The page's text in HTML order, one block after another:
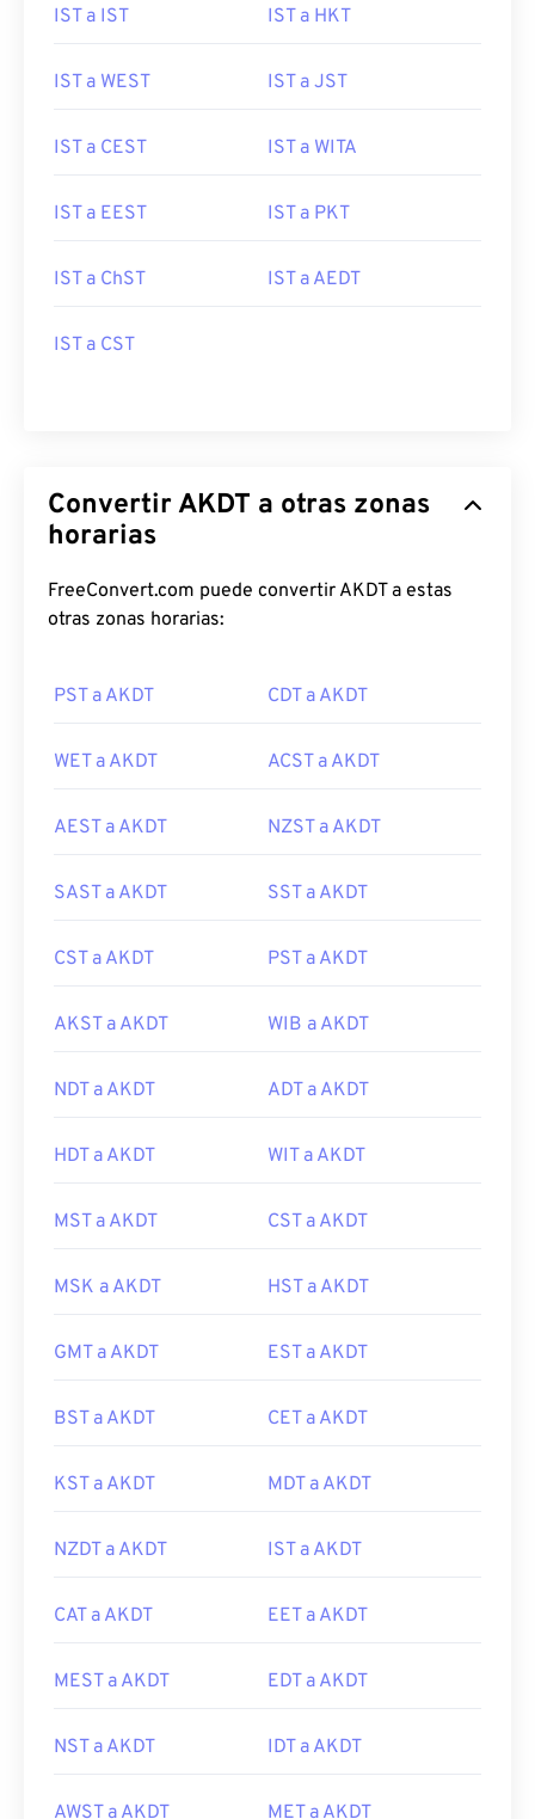
IST a IST IST a HKT
IST a WEST IST a JST
IST a CEST IST a WITA
IST a EEST IST a PKT
IST a ChST IST a AEDT
IST a CST
Convertir AKDT a otras zonas
horarias
FreeConvert.com puede convertir AKDT a estas
otras zonas horarias:
PST a AKDT CDT a AKDT
WET a AKDT ACST a AKDT
AEST a AKDT NZST a AKDT
SAST a AKDT SST a AKDT
CST a AKDT PST a AKDT
AKST a AKDT WIB a AKDT
NDT a AKDT ADT a AKDT
HDT a AKDT WIT a AKDT
MST a AKDT CST a AKDT
MSK a AKDT HST a AKDT
GMT a AKDT EST a AKDT
BST a AKDT CET a AKDT
KST a AKDT MDT a AKDT
NZDT a AKDT IST a AKDT
CAT a AKDT EET a AKDT
MEST a AKDT EDT a AKDT
NST a AKDT IDT a AKDT
AWST a AKDT MET a AKDT